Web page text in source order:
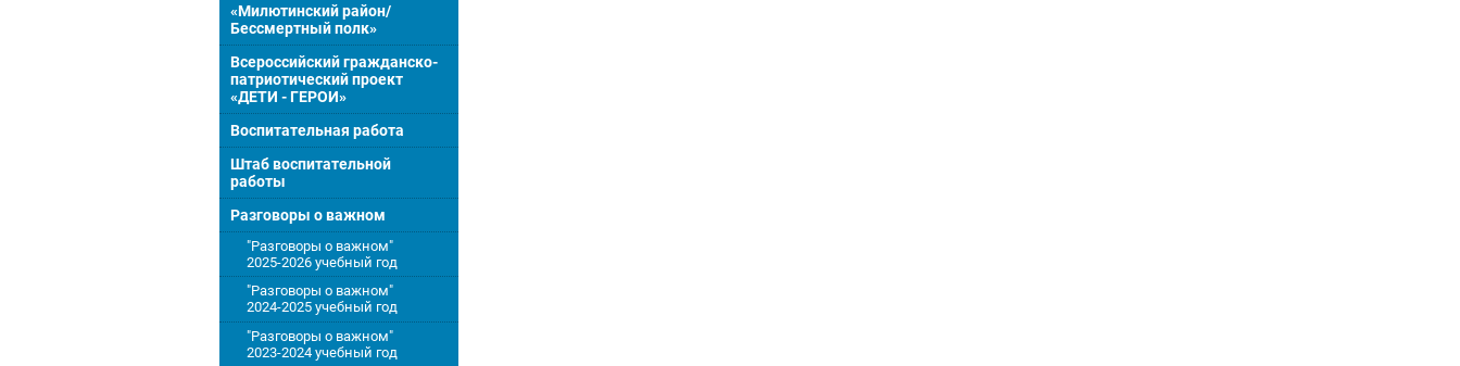
«Милютинский район/
Бессмертный полк»
Всероссийский гражданско-
патриотический проект
«ДЕТИ - ГЕРОИ»
Воспитательная работа
Штаб воспитательной
работы
Разговоры о важном
"Разговоры о важном"
2025-2026 учебный год
"Разговоры о важном"
2024-2025 учебный год
"Разговоры о важном"
2023-2024 учебный год